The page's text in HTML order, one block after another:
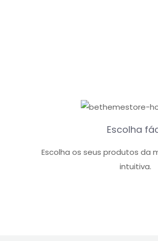
Escolha
Escolha os seus produtos da
intuitiva.